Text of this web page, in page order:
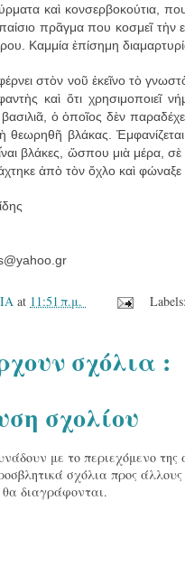
καὶ κονσερβοκούτια,
πρᾶγμα που κοσμεῖ τὴν
Καμμία ἐπίσημη
στὸν νοῦ ἐκεῖνο τὸ
καὶ ὅτι χρησιμοποιεῖ
ὁ ὁποῖος δὲν
θεωρηθῆ βλάκας.
βλάκες, ὥσπου μιὰ μέρα, σὲ
ἀπὸ τὸν ὄχλο καὶ φώναξε
@yahoo gr
at 11:51 π.μ. Labels:
σχόλια :
σχολίου
με το περιεχόμενο
σχόλια προς άλλους
θα διαγράφονται.